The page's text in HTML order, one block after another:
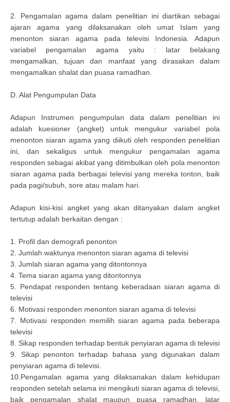
2. Pengamalan agama dalam penelitian ini diartikan sebagai
ajaran agama yang dilaksanakan oleh umat Islam yang
menonton siaran agama pada televisi Indonesia. Adapun
variabel pengamalan agama yaitu : latar belakang
mengamalkan, tujuan dan manfaat yang dirasakan dalam
mengamalkan shalat dan puasa ramadhan.
D. Alat Pengumpulan Data
Adapun Instrumen pengumpulan data dalam penelitian ini
adalah kuesioner (angket) untuk mengukur variabel pola
menonton siaran agama yang diikuti oleh responden penelitian
ini, dan sekaligus untuk mengukur pengamalan agama
responden sebagai akibat yang ditimbulkan oleh pola menonton
siaran agama pada berbagai televisi yang mereka tonton, baik
pada pagi/subuh, sore atau malam hari.
Adapun kisi-kisi angket yang akan ditanyakan dalam angket
tertutup adalah berkaitan dengan :
1. Profil dan demografi penonton
2. Jumlah waktunya menonton siaran agama di televisi
3. Jumlah siaran agama yang ditontonnya
4. Tema siaran agama yang ditontonnya
5. Pendapat responden tentang keberadaan siaran agama di
televisi
6. Motivasi responden menonton siaran agama di televisi
7. Motivasi responden memilih siaran agama pada beberapa
televisi
8. Sikap responden terhadap bentuk penyiaran agama di televisi
9. Sikap penonton terhadap bahasa yang digunakan dalam
penyiaran agama di televisi.
10.Pengamalan agama yang dilaksanakan dalam kehidupan
responden setelah selama ini mengikuti siaran agama di televisi,
baik pengamalan shalat maupun puasa ramadhan, latar